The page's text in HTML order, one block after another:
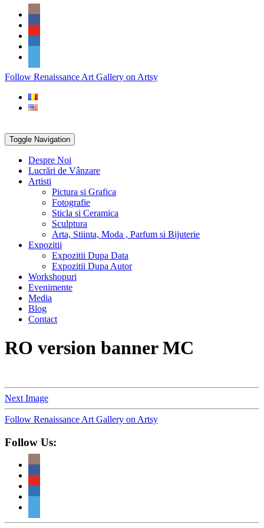
Skip
content
Social
Icons
PARTENER
Follow Renaissance Art Gallery on Artsy
Toggle Navigation
Despre Noi
Lucrări de Vânzare
Artisti
Pictura si Grafica
Fotografie
Sticla si Ceramica
Sculptura
Arta, Stiinta, Moda , Parfum si Bijuterie
Expozitii
Expozitii Dupa Data
Expozitii Dupa Autor
Workshopuri
Evenimente
Media
Blog
Contact
RO version banner MC
Next Image
Follow Renaissance Art Gallery on Artsy
Follow Us: